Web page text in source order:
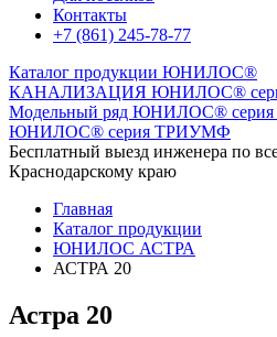
Контакты
+7 (861) 245-78-77
Каталог продукции ЮНИЛОС®
КАНАЛИЗАЦИЯ ЮНИЛОС®
Модельный ряд ЮНИЛОС®
ЮНИЛОС® серия ТРИУМФ
Бесплатный выезд инженера по
Краснодарскому краю
Главная
Каталог продукции
ЮНИЛОС АСТРА
АСТРА 20
Астра 20